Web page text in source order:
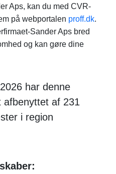
Aps, kan du med CVR-
på webportalen proff.dk.
Sander Aps bred
og kan gøre dine
har denne
af 231
i region